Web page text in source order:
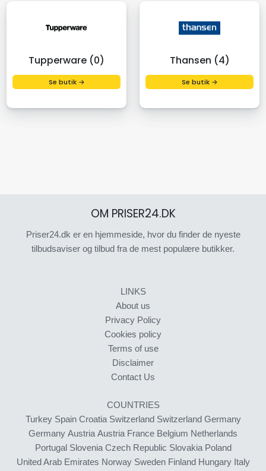
Tupperware (0)
Se butik →
Thansen (4)
Se butik →
OM PRISER24.DK
Priser24.dk er en hjemmeside, hvor du finder de nyeste
tilbudsaviser og tilbud fra de mest populære butikker.
LINKS
About us
Privacy Policy
Cookies policy
Terms of use
Disclaimer
Contact Us
COUNTRIES
Turkey Spain Croatia Switzerland Switzerland Germany
Germany Austria Austria France Belgium Netherlands
Portugal Slovenia Czech Republic Slovakia Poland
United Arab Emirates Norway Sweden Finland Hungary Italy